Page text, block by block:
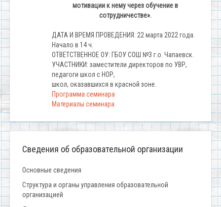
мотивации к нему через обучение в
сотрудничестве».
ДАТА И ВРЕМЯ ПРОВЕДЕНИЯ: 22 марта 2022 года.
Начало в 14 ч.
ОТВЕТСТВЕННОЕ ОУ: ГБОУ СОШ №3 г.о. Чапаевск.
УЧАСТНИКИ: заместители директоров по УВР,
педагоги школ с НОР,
школ, оказавшихся в красной зоне.
Программа семинара
Материалы семинара
Сведения об образовательной организации
Основные сведения
Структура и органы управления образовательной
организацией